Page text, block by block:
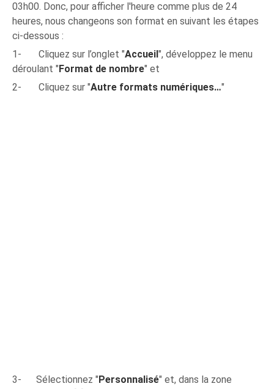
03h00. Donc, pour afficher l'heure comme plus de 24
heures, nous changeons son format en suivant les étapes
ci-dessous :
1- Cliquez sur l’onglet "Accueil", développez le menu
déroulant " Format de nombre" et
2- Cliquez sur "Autre formats numériques…"
3- Sélectionnez " Personnalisé" et, dans la zone